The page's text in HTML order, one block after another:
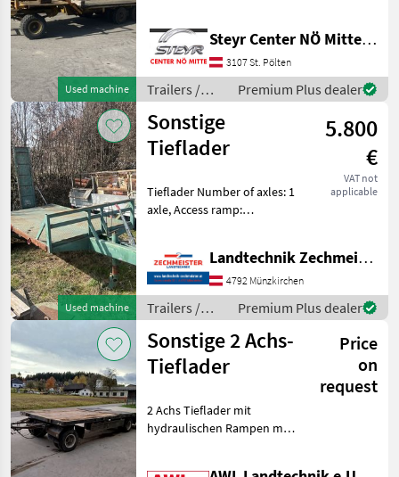
Used machine
funktionstüchtig,
Vorderachse defekt,
Bereifung: 7.00-12,
PRIVATVERKAUF Number of
axles: 3 axles, Brake:
Steyr Center NÖ Mitte Landmaschinentechnik GmbH
3107 St. Pölten
Trailers /
Sonstige
Premium Plus dealer
Used machine
Sonstige
Tieflader
5.800
€
VAT not
applicable
Tieflader Number of axles: 1
axle, Access ramp:
Landtechnik Zechmeister GmbH & Co KG
4792 Münzkirchen
Trailers /
Sonstige
Premium Plus dealer
Sonstige 2 Achs-
Tieflader
Price
on
request
2 Achs Tieflader mit
hydraulischen Rampen mit